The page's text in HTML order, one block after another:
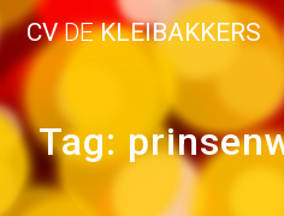
Ga
CVDEKLEIBAKKERS
Tag: